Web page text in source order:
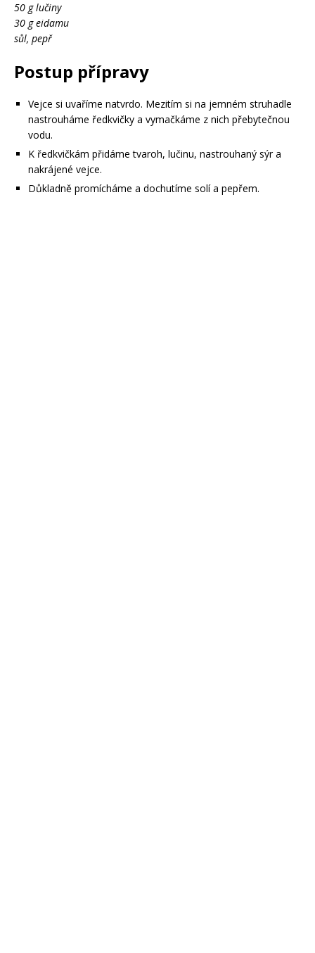
50 g lučiny
30 g eidamu
sůl, pepř
Postup přípravy
Vejce si uvaříme natvrdo. Mezitím si na jemném struhadle
nastrouháme ředkvičky a vymačkáme z nich přebytečnou
vodu.
K ředkvičkám přidáme tvaroh, lučinu, nastrouhaný sýr a
nakrájené vejce.
Důkladně promícháme a dochutíme solí a pepřem.